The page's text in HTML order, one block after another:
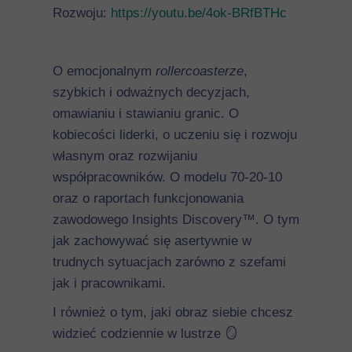
Rozwoju: https://youtu.be/4ok-BRfBTHc
O emocjonalnym rollercoasterze,
szybkich i odważnych decyzjach,
omawianiu i stawianiu granic. O
kobiecości liderki, o uczeniu się i rozwoju
własnym oraz rozwijaniu
współpracowników. O modelu 70-20-10
oraz o raportach funkcjonowania
zawodowego Insights Discovery™. O tym
jak zachowywać się asertywnie w
trudnych sytuacjach zarówno z szefami
jak i pracownikami.
I również o tym, jaki obraz siebie chcesz
widzieć codziennie w lustrze 🪞